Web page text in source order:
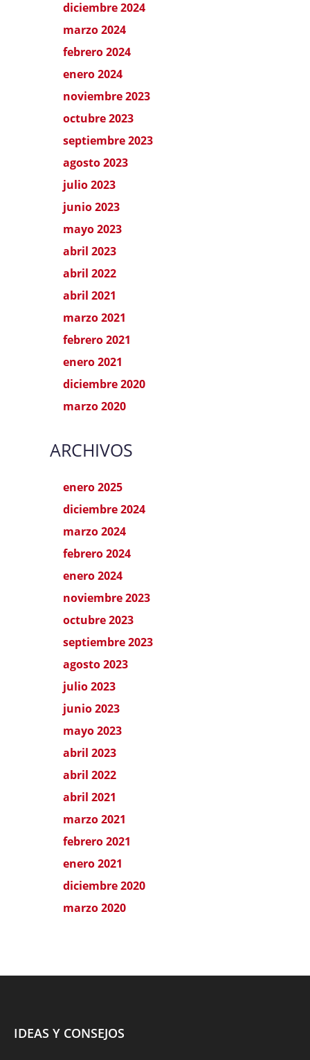
diciembre 2024
marzo 2024
febrero 2024
enero 2024
noviembre 2023
octubre 2023
septiembre 2023
agosto 2023
julio 2023
junio 2023
mayo 2023
abril 2023
abril 2022
abril 2021
marzo 2021
febrero 2021
enero 2021
diciembre 2020
marzo 2020
ARCHIVOS
enero 2025
diciembre 2024
marzo 2024
febrero 2024
enero 2024
noviembre 2023
octubre 2023
septiembre 2023
agosto 2023
julio 2023
junio 2023
mayo 2023
abril 2023
abril 2022
abril 2021
marzo 2021
febrero 2021
enero 2021
diciembre 2020
marzo 2020
IDEAS Y CONSEJOS